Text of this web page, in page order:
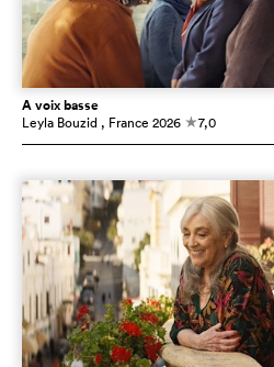
À voix basse
Leyla Bouzid , France 2026 c7,0